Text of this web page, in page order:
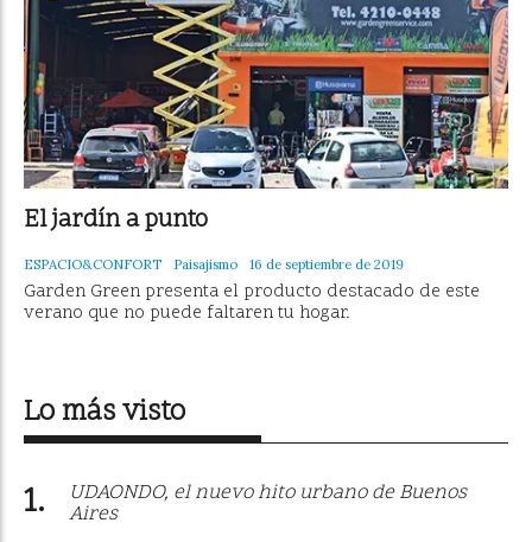
El jardín a punto
ESPACIO&CONFORT Paisajismo 16 de septiembre de 2019
Garden Green presenta el producto destacado de este
verano que no puede faltaren tu hogar.
Lo más visto
UDAONDO, el nuevo hito urbano de Buenos
Aires